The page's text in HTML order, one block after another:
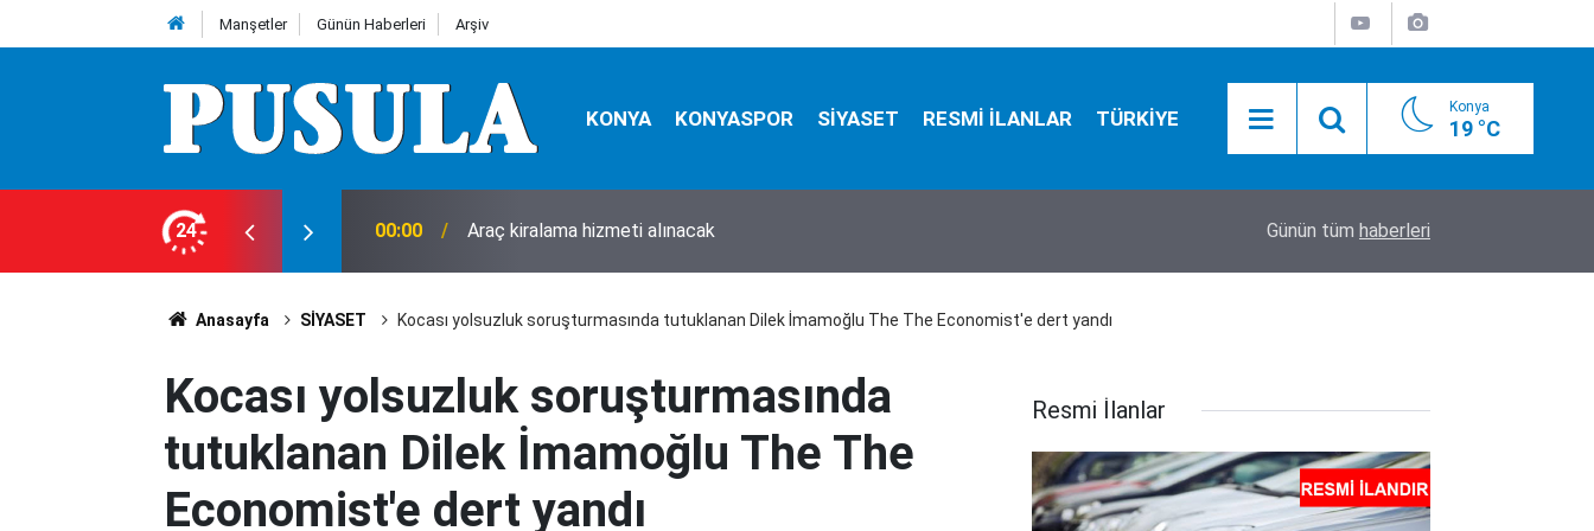
Manşetler Günün Haberleri Arşiv
KONYA KONYASPOR SİYASET RESMİ İLANLAR TÜRKİYE Konya
19 °C
24 00:00 Araç kiralama hizmeti alınacak Camide asılı halde bulundu
Günün tüm haberleri
Anasayfa SİYASET Kocası yolsuzluk soruşturmasında tutuklanan Dilek İmamoğlu The The Economist'e dert yandı
Kocası yolsuzluk soruşturmasında
tutuklanan Dilek İmamoğlu The The
Economist'e dert yandı
Resmi İlanlar